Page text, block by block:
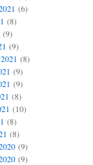
(6)
(8)
(9)
(9)
(8)
(9)
(9)
(8)
(10)
(8)
(8)
(9)
(9)